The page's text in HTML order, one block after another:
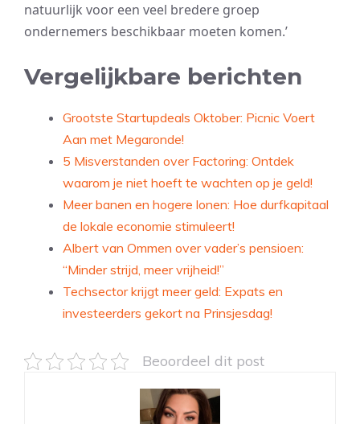
natuurlijk voor een veel bredere groep
ondernemers beschikbaar moeten komen.’
Vergelijkbare berichten
Grootste Startupdeals Oktober: Picnic Voert
Aan met Megaronde!
5 Misverstanden over Factoring: Ontdek
waarom je niet hoeft te wachten op je geld!
Meer banen en hogere lonen: Hoe durfkapitaal
de lokale economie stimuleert!
Albert van Ommen over vader’s pensioen:
“Minder strijd, meer vrijheid!”
Techsector krijgt meer geld: Expats en
investeerders gekort na Prinsjesdag!
Beoordeel dit post